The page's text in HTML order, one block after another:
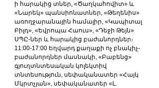
ի հարակից տներ, «Ծաղկահովիտ» և
«Նարեկ» պանսիոնատներ, «Թեղենիս»
առողջարանային համալիր, «Կապիտալ
Բիլդ», «Եվրոպա Հաուս», «Դեջի Թեյն»
ՍՊԸ-ներ և հարակից բաժանորդներ։
11:00-17:00 Եղվարդ քաղաքի ոչ բնակիչ-
բաժանորդներ մասնակի, «Բաբենց»
գյուղտնտեսական կոլեկտիվ
տնտեսություն, սեփականատեր «Հայկ
Մկրտչյան», սեփականատեր «Լ.